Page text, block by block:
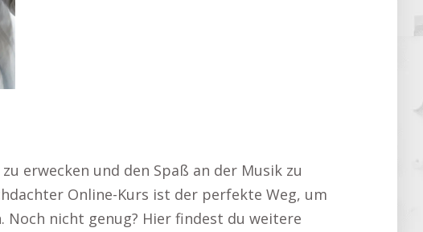
erwecken und den Spaß an der Musik zu
Online-Kurs ist der perfekte Weg, um
Noch nicht genug? Hier findest du weitere